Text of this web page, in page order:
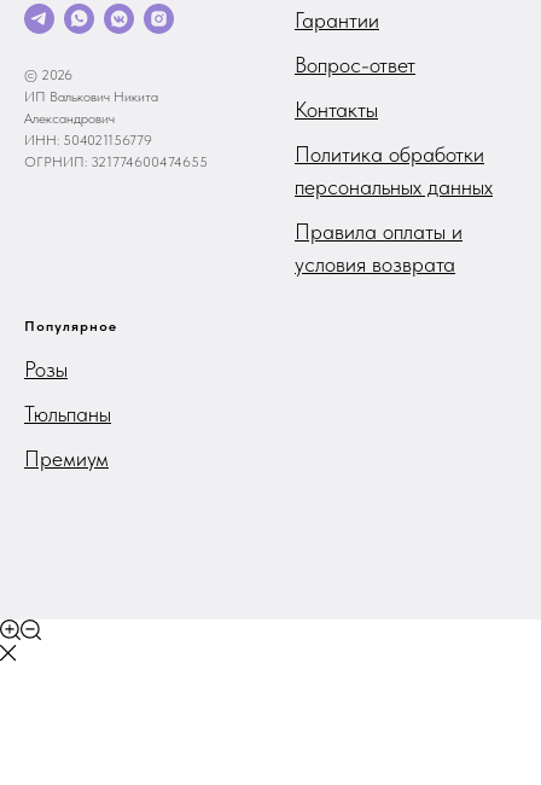
© 2026
ИП Валькович Никита
Александрович
ИНН: 504021156779
ОГРНИП: 321774600474655
Гарантии
Вопрос-ответ
Контакты
Политика обработки
персональных данных
Правила оплаты и
условия возврата
Популярное
Розы
Тюльпаны
Премиум